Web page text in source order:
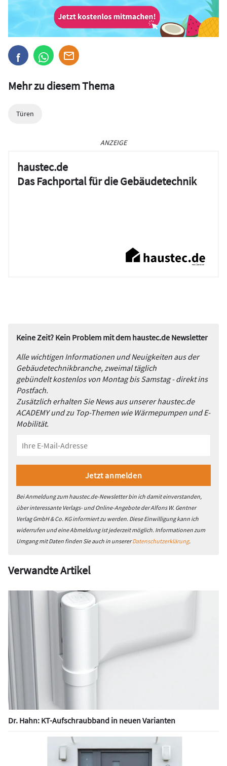
Mehr zu diesem Thema
Türen
ANZEIGE
haustec.de
Das Fachportal für die Gebäudetechnik
Keine Zeit? Kein Problem mit dem haustec.de Newsletter
Alle wichtigen Informationen und Neuigkeiten aus der
Gebäudetechnikbranche, zweimal täglich
gebündelt kostenlos von Montag bis Samstag - direkt ins
Postfach.
Zusätzlich erhalten Sie News aus unserer haustec.de
ACADEMY und zu Top-Themen wie Wärmepumpen und E-
Mobilität.
Bei Anmeldung zum haustec.de-Newsletter bin ich damit einverstanden,
über interessante Verlags- und Online-Angebote der Alfons W. Gentner
Verlag GmbH & Co. KG informiert zu werden. Diese Einwilligung kann ich
widerrufen und eine Abmeldung ist jederzeit möglich. Informationen zum
Umgang mit Daten finden Sie auch in unsererDatenschutzerklärung.
Verwandte Artikel
Dr. Hahn: KT-Aufschraubband in neuen Varianten